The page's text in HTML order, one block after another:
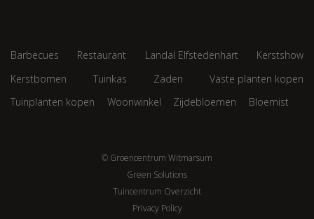
Barbecues Restaurant Landal Elfstedenhart
Kerstshow
Kerstbomen
Tuinkas Zaden
Vaste planten kopen
Tuinplanten kopen
Woonwinkel Zijdebloemen Bloemist
© Groencentrum Witmarsum
Green Solutions
Tuincentrum Overzicht
Privacy Policy